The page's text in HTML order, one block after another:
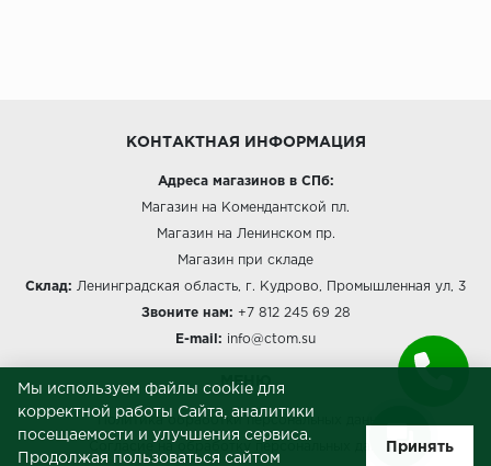
КОНТАКТНАЯ ИНФОРМАЦИЯ
Адреса магазинов в СПб:
Магазин на Комендантской пл.
Магазин на Ленинском пр.
Магазин при складе
Склад: Ленинградская область, г. Кудрово, Промышленная ул, 3
Звоните нам: +7 812 245 69 28
E-mail: info@ctom.su
МЕНЮ
Политика обработки персональных данных
Согласие на обработку персональных данных
Мы используем файлы cookie для
корректной работы Сайта, аналитики
посещаемости и улучшения сервиса.
Продолжая пользоваться сайтом
Принять